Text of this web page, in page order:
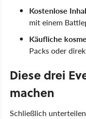
Kostenlose
mit einem
Käufliche
Packs oder
Diese drei
machen
Schließlich